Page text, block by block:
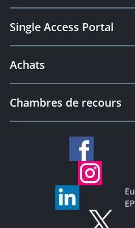
Single Access Portal
Achats
Chambres de recours